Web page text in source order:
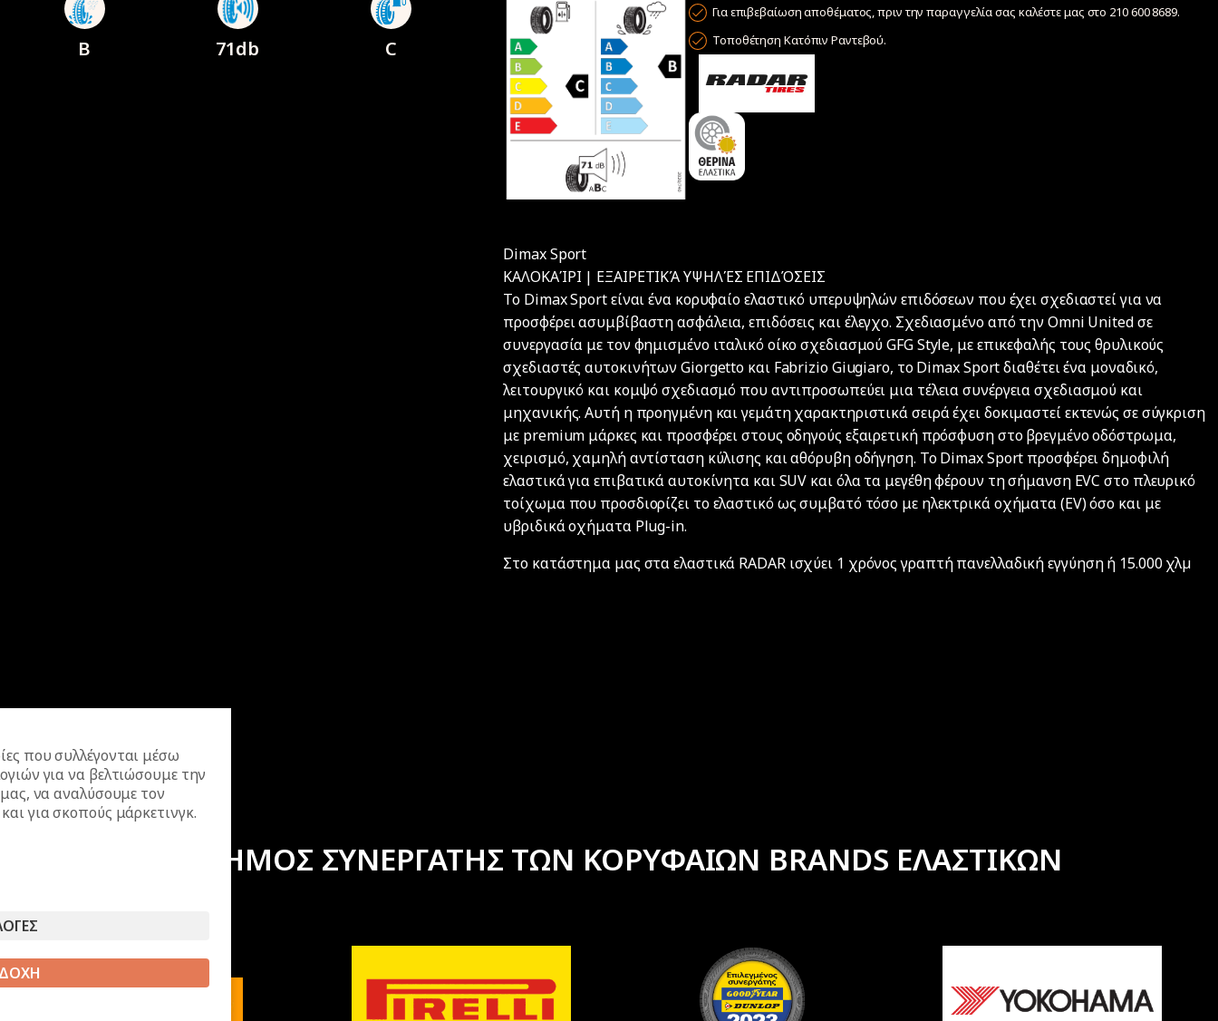
B 71db C
Για επιβεβαίωση αποθέματος, πριν την παραγγελία σας καλέστε μας στο 210 600 8689.
Τοποθέτηση Κατόπιν Ραντεβού.
Dimax Sport
ΚΑΛΟΚΑΊΡΙ | ΕΞΑΙΡΕΤΙΚΆ ΥΨΗΛΈΣ ΕΠΙΔΌΣΕΙΣ
Το Dimax Sport είναι ένα κορυφαίο ελαστικό υπερυψηλών επιδόσεων που έχει σχεδιαστεί για να
προσφέρει ασυμβίβαστη ασφάλεια, επιδόσεις και έλεγχο. Σχεδιασμένο από την Omni United σε
συνεργασία με τον φημισμένο ιταλικό οίκο σχεδιασμού GFG Style, με επικεφαλής τους θρυλικούς
σχεδιαστές αυτοκινήτων Giorgetto και Fabrizio Giugiaro, το Dimax Sport διαθέτει ένα μοναδικό,
λειτουργικό και κομψό σχεδιασμό που αντιπροσωπεύει μια τέλεια συνέργεια σχεδιασμού και
μηχανικής. Αυτή η προηγμένη και γεμάτη χαρακτηριστικά σειρά έχει δοκιμαστεί εκτενώς σε σύγκριση
με premium μάρκες και προσφέρει στους οδηγούς εξαιρετική πρόσφυση στο βρεγμένο οδόστρωμα,
χειρισμό, χαμηλή αντίσταση κύλισης και αθόρυβη οδήγηση. Το Dimax Sport προσφέρει δημοφιλή
ελαστικά για επιβατικά αυτοκίνητα και SUV και όλα τα μεγέθη φέρουν τη σήμανση EVC στο πλευρικό
τοίχωμα που προσδιορίζει το ελαστικό ως συμβατό τόσο με ηλεκτρικά οχήματα (EV) όσο και με
υβριδικά οχήματα Plug-in.
Στο κατάστημα μας στα ελαστικά RADAR ισχύει 1 χρόνος γραπτή πανελλαδική εγγύηση ή 15.000 χλµ
ΕΠΙΣΗΜΟΣ ΣΥΝΕΡΓΑΤΗΣ ΤΩΝ ΚΟΡΥΦΑΙΩΝ BRANDS ΕΛΑΣΤΙΚΩΝ
που συλλέγονται μέσω
για να βελτιώσουμε την
να αναλύσουμε τον
για σκοπούς μάρκετινγκ.